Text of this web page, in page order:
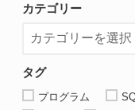
カテゴリー
タグ
プログラム